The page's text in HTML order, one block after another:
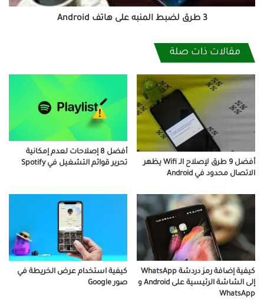
3 طرق لضبط المنبه على هاتف Android
مقالات ذات صلة
أفضل 9 طرق لإصلاح الـ Wifi يظهر
الاتصال محدود في Android
أفضل 8 إصلاحات لعدم إمكانية
تحرير قوائم التشغيل في Spotify
كيفية إضافة رمز دردشة WhatsApp
إلى الشاشة الرئيسية على Android و
WhatsApp
كيفية استخدام عرض الخريطة في
صور Google